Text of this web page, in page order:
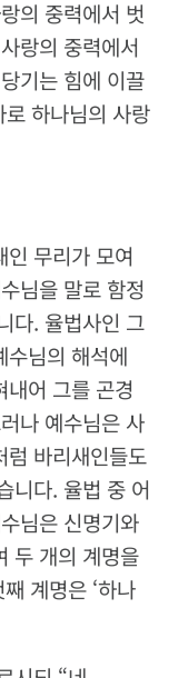
의 중력에서 벗
랑의 중력에서
기는 힘에 이끌
로 하나님의 사랑
무리가 모여
님을 말로 함정
다. 율법사인 그
수님의 해석에
어 그를 곤경
나 예수님은 사
럼 바리새인들도
니다. 율법 중 어
님은 신명기와
두 개의 계명을
계명은‘하나